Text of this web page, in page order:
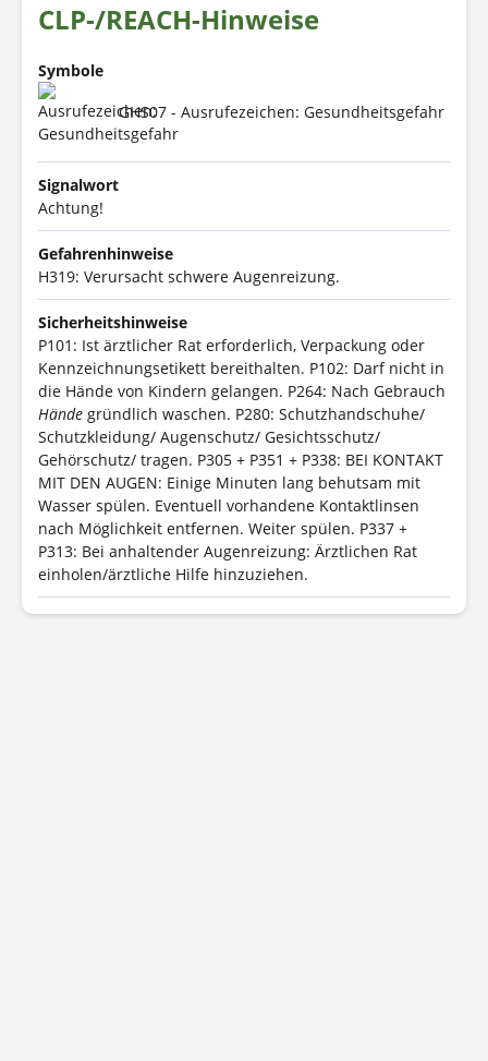
CLP-/REACH-Hinweise
Symbole
GHS07 - Ausrufezeichen: Gesundheitsgefahr
Signalwort
Achtung!
Gefahrenhinweise
H319: Verursacht schwere Augenreizung.
Sicherheitshinweise
P101: Ist ärztlicher Rat erforderlich, Verpackung oder
Kennzeichnungsetikett bereithalten. P102: Darf nicht in
die Hände von Kindern gelangen. P264: Nach Gebrauch
Hände gründlich waschen. P280: Schutzhandschuhe/
Schutzkleidung/ Augenschutz/ Gesichtsschutz/
Gehörschutz/ tragen. P305 + P351 + P338: BEI KONTAKT
MIT DEN AUGEN: Einige Minuten lang behutsam mit
Wasser spülen. Eventuell vorhandene Kontaktlinsen
nach Möglichkeit entfernen. Weiter spülen. P337 +
P313: Bei anhaltender Augenreizung: Ärztlichen Rat
einholen/ärztliche Hilfe hinzuziehen.